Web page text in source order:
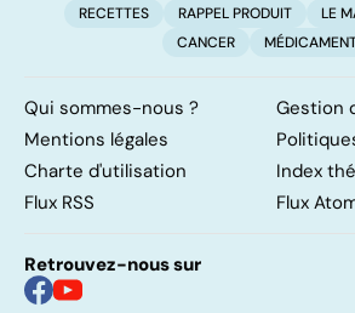
RECETTES RAPPEL PRODUIT
LE
CANCER
Qui sommes-nous ?
Gestion
Mentions légales
Charte d'utilisation
Index
Flux RSS
Flux
Retrouvez-nous sur